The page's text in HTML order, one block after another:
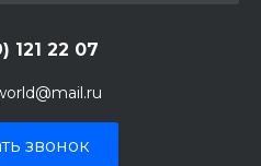
121 22 07
звонок